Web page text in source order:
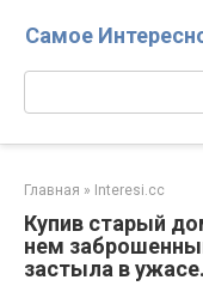
Самое
Поиск:
Главная » Interesi.cc
Купив старый
нем
застыла в